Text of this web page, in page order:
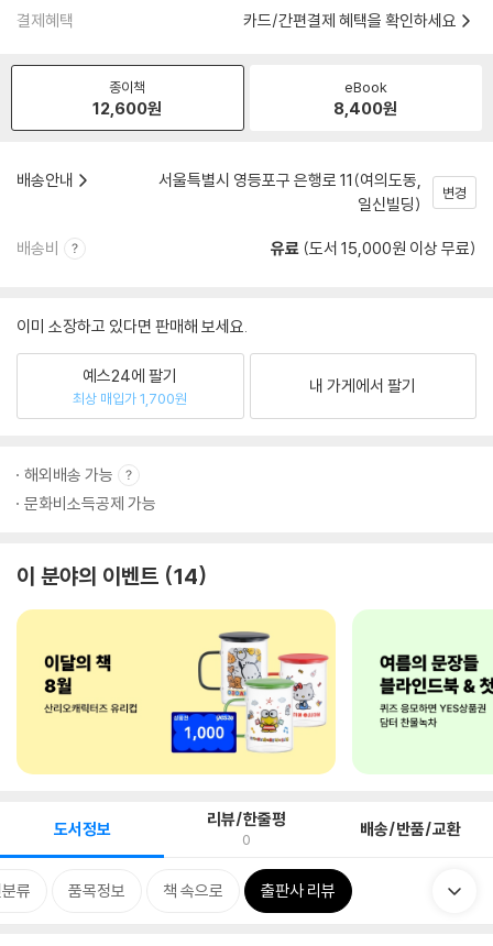
결제혜택 카드/간편결제 혜택을 확인하세요
종이책
12,600원
eBook
8,400원
배송안내
서울특별시 영등포구 은행로 11(여의도동,
일신빌딩)
변경
배송비 유료 (도서 15,000원 이상 무료)
이미 소장하고 있다면 판매해 보세요.
예스24에 팔기
최상 매입가 1,700원
내 가게에서 팔기
해외배송 가능
문화비소득공제 가능
이 분야의 이벤트 14
도서정보 리뷰/한줄평
0 배송/반품/교환
류 품목정보 책 속으로 출판사 리뷰